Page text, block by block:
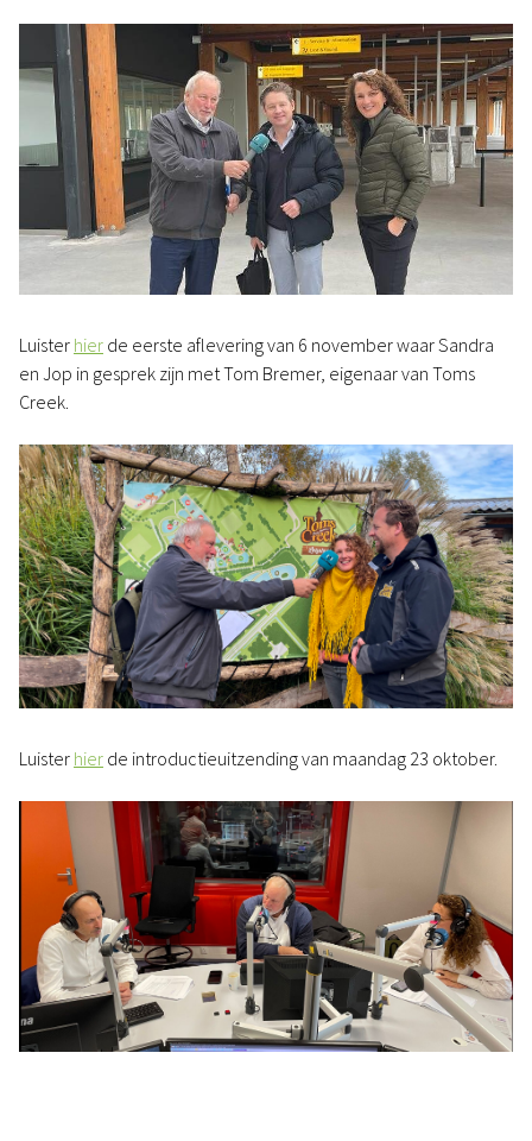
Luister hier de eerste aflevering van 6 november waar Sandra
en Jop in gesprek zijn met Tom Bremer, eigenaar van Toms
Creek.
Luister hier de introductieuitzending van maandag 23 oktober.